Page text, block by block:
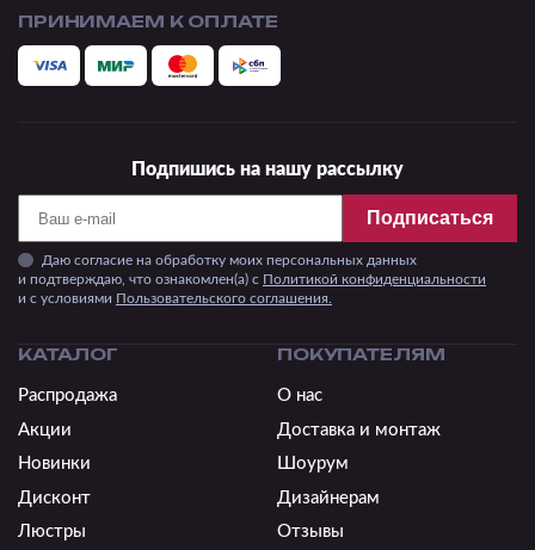
Подпишись на нашу рассылку
Подписаться
Даю согласие на обработку моих персональных данных
и подтверждаю, что ознакомлен(а) с Политикой конфиденциальности
и c условиями Пользовательского соглашения.
ПРИНИМАЕМ К ОПЛАТЕ
КАТАЛОГ
Распродажа
Акции
Новинки
Дисконт
Люстры
ПОКУПАТЕЛЯМ
О нас
Доставка и монтаж
Шоурум
Дизайнерам
Отзывы